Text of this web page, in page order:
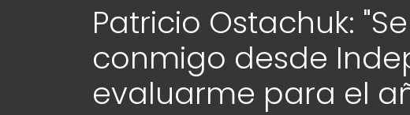
Patricio Ostachuk:
conmigo desde
evaluarme para el